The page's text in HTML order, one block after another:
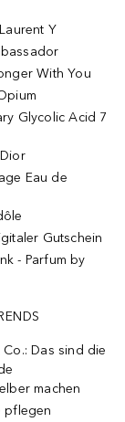
Y
With You
Glycolic Acid 7
Eau de
Gutschein
- Parfum by
Co.: Das sind die
machen
pflegen